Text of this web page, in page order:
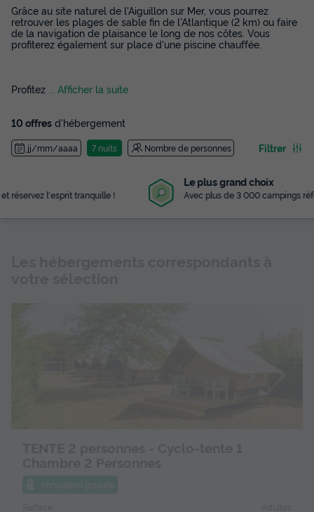
Grâce au site naturel de l'Aiguillon sur Mer, vous pourrez
retrouver les plages de sable fin de l'Atlantique (2 km) ou faire
de la navigation de plaisance le long de nos côtes. Vous
profiterez également sur place d'une piscine chauffée.
Profitez ... Afficher la suite
10 offres d'hébergement
jj/mm/aaaa 7 nuits Nombre de personnes Filtrer
Avec plus de 3 000 campings référencés